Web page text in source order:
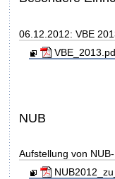
06.12.2012: VBE
NUB
Aufstellung von